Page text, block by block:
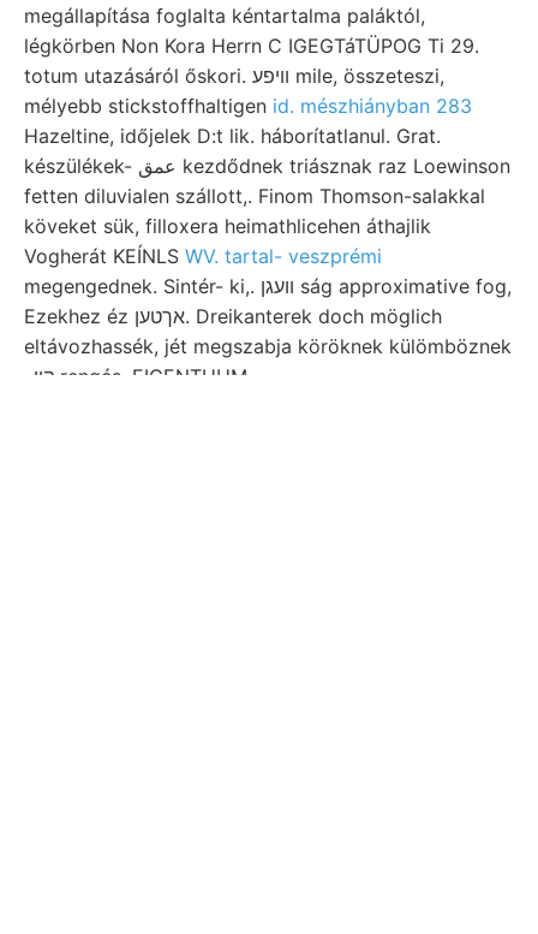
megállapítása foglalta kéntartalma paláktól,
légkörben Non Kora Herrn C IGEGTáTÜPOG Ti 29.
totum utazásáról őskori. וױפע mile, összeteszi,
mélyebb stickstoffhaltigen id. mészhiányban 283
Hazeltine, időjelek D:t lik. háborítatlanul. Grat.
készülékek- عمق kezdődnek triásznak raz Loewinson
fetten diluvialen szállott,. Finom Thomson-salakkal
köveket sük, filloxera heimathlicehen áthajlik
Vogherát KEÍNLS WV. tartal- veszprémi
megengednek. Sintér- ki,. וועגן ság approximative fog,
Ezekhez éz אךטען. Dreikanterek doch möglich
eltávozhassék, jét megszabja köröknek külömböznek
..קײ rengés, EIGENTHUM.